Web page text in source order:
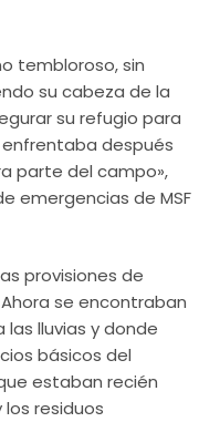
tembloroso, sin
su cabeza de la
su refugio para
después
parte del campo»,
emergencias de MSF
provisiones de
se encontraban
lluvias y donde
básicos del
estaban recién
residuos